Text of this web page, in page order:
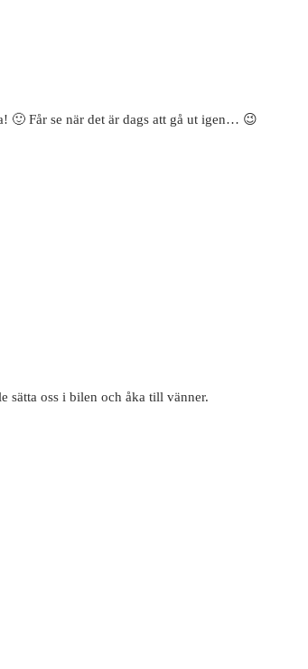
🙂 Får se när det är dags att gå ut igen… 😉
sätta oss i bilen och åka till vänner.